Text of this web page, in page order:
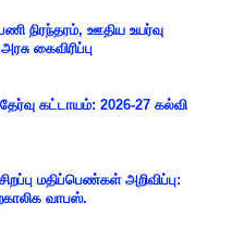
நிரந்தரம், ஊதிய உயர்வு
கைவிரிப்பு
கட்டாயம்: 2026-27 கல்வி
மதிப்பெண்கள் அறிவிப்பு:
வாபஸ்.